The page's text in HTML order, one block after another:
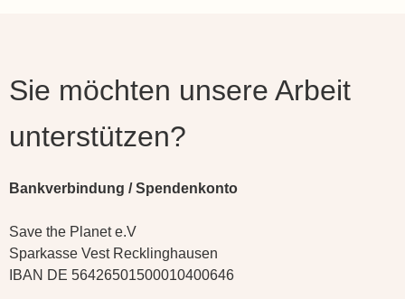
Sie möchten unsere Arbeit
unterstützen?
Bankverbindung / Spendenkonto
Save the Planet e.V
Sparkasse Vest Recklinghausen
IBAN DE 56426501500010400646